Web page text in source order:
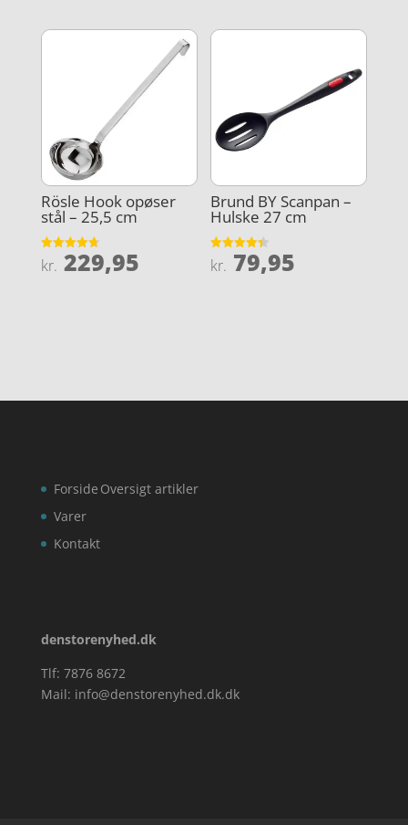
Rösle Hook opøser
stål – 25,5 cm
Vurderet
4.7
kr. 229,95
Brund BY Scanpan –
Hulske 27 cm
Vurderet
4.4
kr. 79,95
Forside
Varer
Kontakt
Oversigt artikler
denstorenyhed.dk
Tlf: 7876 8672
Mail: info@denstorenyhed.dk.dk